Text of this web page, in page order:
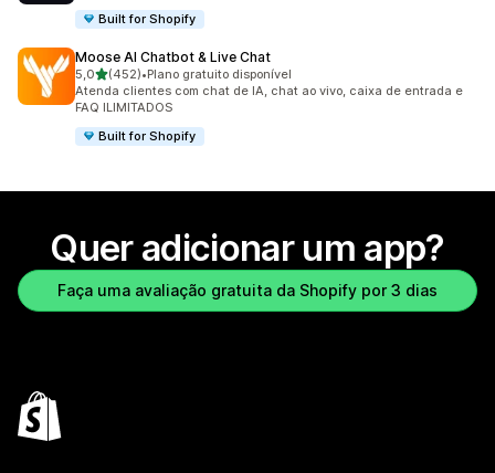
Built for Shopify
Moose AI Chatbot & Live Chat
5,0de 5 estrelas
(452)
452 avaliações ao todo
•Plano gratuito disponível
Atenda clientes com chat de IA, chat ao vivo, caixa de entrada e
FAQ ILIMITADOS
Built for Shopify
Quer adicionar um app?
Faça uma avaliação gratuita da Shopify por 3 dias